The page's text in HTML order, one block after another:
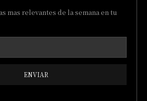
mas relevantes de la semana en tu
ENVIAR